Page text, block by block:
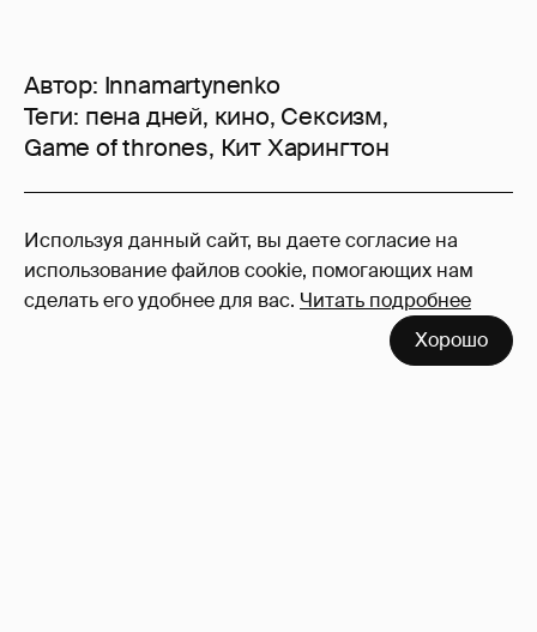
Используя данный сайт, вы даете согласие на
использование файлов cookie, помогающих нам
сделать его удобнее для вас. Читать подробнее
Хорошо
Автор: Innamartynenko
Теги: пена дней, кино, Сексизм,
Game of thrones, Кит Харингтон
58
Войдите в аккаунт, чтобы читать и
оставлять комментарии